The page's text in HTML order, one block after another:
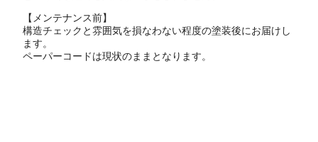
【メンテナンス前】
構造チェックと雰囲気を損なわない程度の塗装後にお届けし
ます。
ペーパーコードは現状のままとなります。